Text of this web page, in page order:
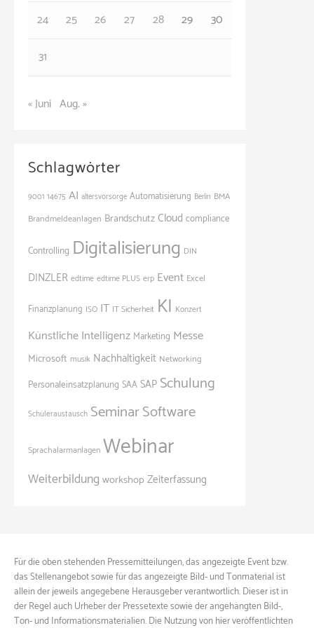
24
25 26 27 28 29
30
31
« Juni Aug. »
Schlagwörter
9001 14675 AI altersvorsorge Automatisierung Berlin BMA
Brandmeldeanlagen BrandschutzCloud compliance
Controlling Digitalisierung DIN
DINZLER edtime edtime PLUS erp Event Excel
Finanzplanung ISO IT IT Sicherheit KI Konzert
Künstliche Intelligenz Marketing Messe
Microsoft musik Nachhaltigkeit Networking
Personaleinsatzplanung SAASAP Schulung
Schüleraustausch SeminarSoftware
Sprachalarmanlagen Webinar
Weiterbildung workshop Zeiterfassung
Für die oben stehenden Pressemitteilungen, das angezeigte Event bzw.
das Stellenangebot sowie für das angezeigte Bild- und Tonmaterial ist
allein der jeweils angegebene Herausgeber verantwortlich. Dieser ist in
der Regel auch Urheber der Pressetexte sowie der angehängten Bild-,
Ton- und Informationsmaterialien. Die Nutzung von hier veröffentlichten